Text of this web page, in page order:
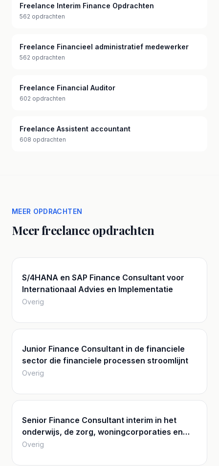
Freelance Interim Finance Opdrachten
562 opdrachten
Freelance Financieel administratief medewerker
562 opdrachten
Freelance Financial Auditor
602 opdrachten
Freelance Assistent accountant
608 opdrachten
MEER OPDRACHTEN
Meer freelance opdrachten
S/4HANA en SAP Finance Consultant voor
Internationaal Advies en Implementatie
Overig
Junior Finance Consultant in de financiele
sector die financiele processen stroomlijnt
Overig
Senior Finance Consultant interim in het
onderwijs, de zorg, woningcorporaties en
lokale overheden
Overig